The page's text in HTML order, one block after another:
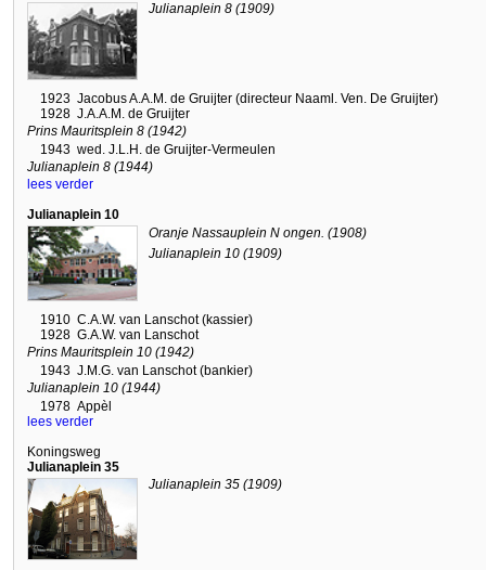
Julianaplein 8 (1909)
1923 Jacobus A.A.M. de Gruijter (directeur Naaml. Ven. De Gruijter)
1928 J.A.A.M. de Gruijter
Prins Mauritsplein 8 (1942)
1943 wed. J.L.H. de Gruijter-Vermeulen
Julianaplein 8 (1944)
lees verder
Julianaplein 10
Oranje Nassauplein N ongen. (1908)
Julianaplein 10 (1909)
1910 C.A.W. van Lanschot (kassier)
1928 G.A.W. van Lanschot
Prins Mauritsplein 10 (1942)
1943 J.M.G. van Lanschot (bankier)
Julianaplein 10 (1944)
1978 Appèl
lees verder
Koningsweg
Julianaplein 35
Julianaplein 35 (1909)